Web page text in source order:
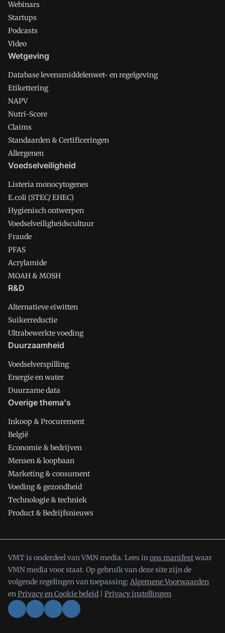
Webinars
Startups
Podcasts
Video
Wetgeving
Database levensmiddelenwet- en regelgeving
Etikettering
NAPV
Nutri-Score
Claims
Standaarden & Certificeringen
Allergenen
Voedselveiligheid
Listeria monocytogenes
E.coli (STEC/ EHEC)
Hygienisch ontwerpen
Voedselveiligheidscultuur
Fraude
PFAS
Acrylamide
MOAH & MOSH
R&D
Alternatieve eiwitten
Suikerreductie
Ultrabewerkte voeding
Duurzaamheid
Voedselverspilling
Energie en water
Duurzame data
Overige thema's
Inkoop & Procurement
België
Economie & bedrijven
Mensen & loopbaan
Marketing & consument
Voeding & gezondheid
Technologie & techniek
Product & Bedrijfsnieuws
VMT is onderdeel van VMN media. Lees inons manifestwaar
VMN media voor staat. Op gebruik van deze site zijn de
volgende regelingen van toepassing: Algemene Voorwaarden
enPrivacy en Cookie beleid Privacy instellingen